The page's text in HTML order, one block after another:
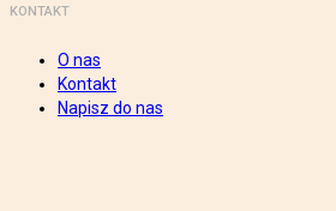
KONTAKT
O nas
Kontakt
Napisz do nas